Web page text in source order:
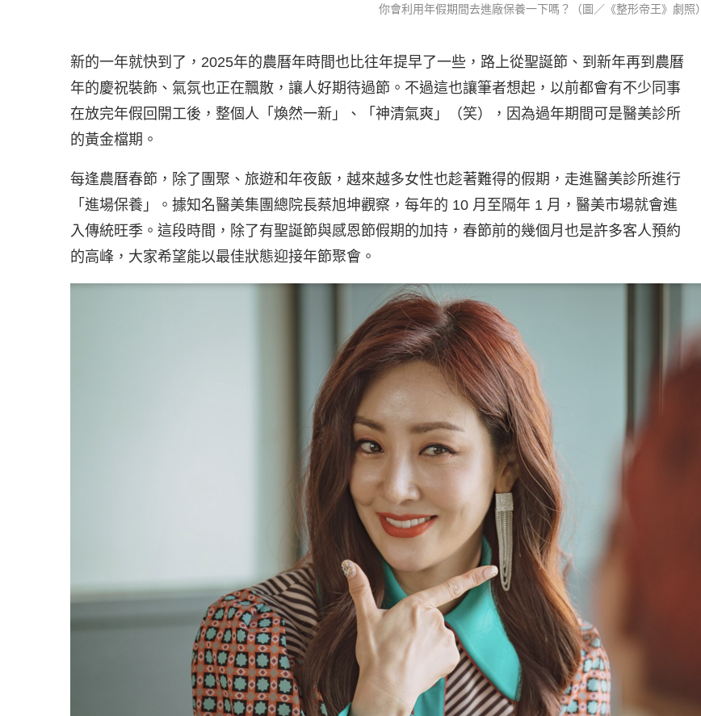
你會利用年假期間去進廠保養一下嗎？（圖／《整形帝王》劇照）
新的一年就快到了，2025年的農曆年時間也比往年提早了一些，路上從聖誕節、到新年再到農曆
年的慶祝裝飾、氣氛也正在飄散，讓人好期待過節。不過這也讓筆者想起，以前都會有不少同事
在放完年假回開工後，整個人「煥然一新」、「神清氣爽」（笑），因為過年期間可是醫美診所
的黃金檔期。
每逢農曆春節，除了團聚、旅遊和年夜飯，越來越多女性也趁著難得的假期，走進醫美診所進行
「進場保養」。據知名醫美集團總院長蔡旭坤觀察，每年的 10 月至隔年 1 月，醫美市場就會進
入傳統旺季。這段時間，除了有聖誕節與感恩節假期的加持，春節前的幾個月也是許多客人預約
的高峰，大家希望能以最佳狀態迎接年節聚會。